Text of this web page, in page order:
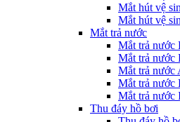
Mắt hút vệ
Mắt hút vệ
Mắt trả nước
Mắt trả nước
Mắt trả nước
Mắt trả nước
Mắt trả nước
Mắt trả nước
Thu đáy hồ bơi